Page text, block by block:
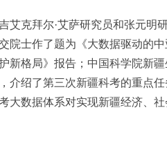
克拜尔·艾萨研究员和张元明
院士作了题为《大数据驱动的
新格局》报告；中国科学院新
介绍了第三次新疆科考的重点
大数据体系对实现新疆经济、